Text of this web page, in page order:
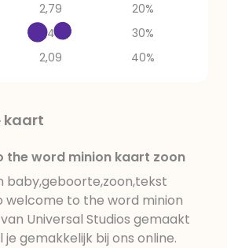
2,79
20%
2,44
30%
2,09 40%
kaart
the word minion kaart zoon
baby,geboorte,zoon,tekst
welcome to the word minion
Universal Studios gemaakt
gemakkelijk bij ons online.